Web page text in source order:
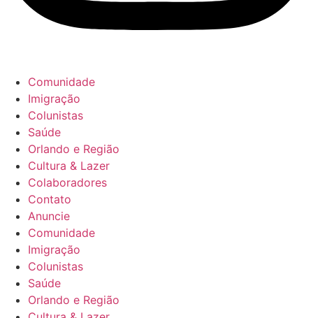
Comunidade
Imigração
Colunistas
Saúde
Orlando e Região
Cultura & Lazer
Colaboradores
Contato
Anuncie
Comunidade
Imigração
Colunistas
Saúde
Orlando e Região